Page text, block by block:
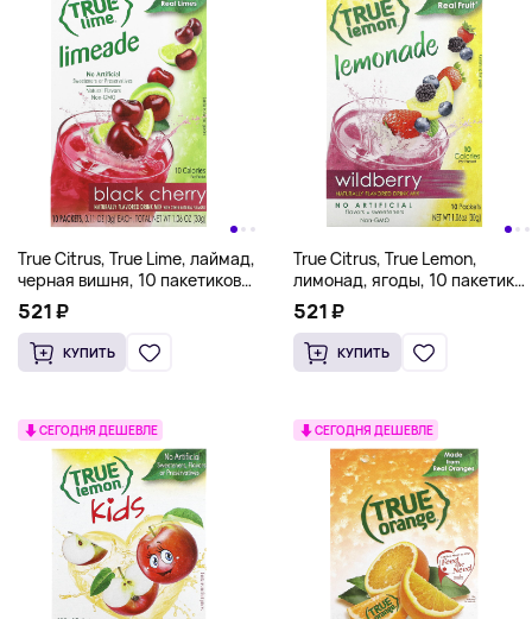
True Citrus, True Lime, лаймад,
черная вишня, 10 пакетиков
по 3 г (0,11 унции)
521 ₽
КУПИТЬ
True Citrus, True Lemon,
лимонад, ягоды, 10 пакетиков
по 3 г (0,11 унции)
521 ₽
КУПИТЬ
СЕГОДНЯ ДЕШЕВЛЕ СЕГОДНЯ ДЕШЕВЛЕ